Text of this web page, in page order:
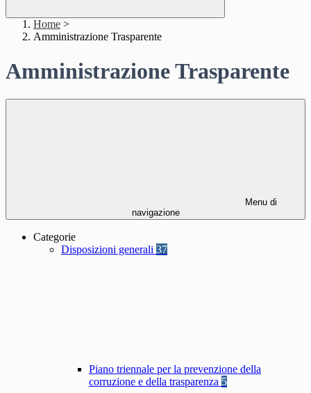
Home >
Amministrazione Trasparente
Amministrazione Trasparente
Menu di
navigazione
Categorie
Disposizioni generali 37
Piano triennale per la prevenzione della
corruzione e della trasparenza 5